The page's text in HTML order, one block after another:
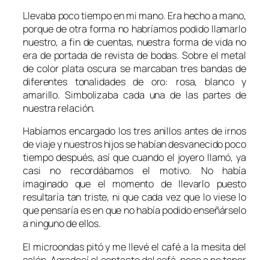
Llevaba poco tiempo en mi mano. Era hecho a mano,
porque de otra forma no habríamos podido llamarlo
nuestro, a fin de cuentas, nuestra forma de vida no
era de portada de revista de bodas. Sobre el metal
de color plata oscura se marcaban tres bandas de
diferentes tonalidades de oro: rosa, blanco y
amarillo. Simbolizaba cada una de las partes de
nuestra relación.
Habíamos encargado los tres anillos antes de irnos
de viaje y nuestros hijos se habían desvanecido poco
tiempo después, así que cuando el joyero llamó, ya
casi no recordábamos el motivo. No había
imaginado que el momento de llevarlo puesto
resultaría tan triste, ni que cada vez que lo viese lo
que pensaría es en que no había podido enseñárselo
a ninguno de ellos.
El microondas pitó y me llevé el café a la mesita del